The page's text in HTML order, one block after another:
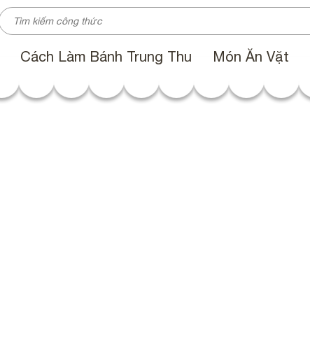
Cách Làm Bánh Trung Thu Món Ăn Vặt